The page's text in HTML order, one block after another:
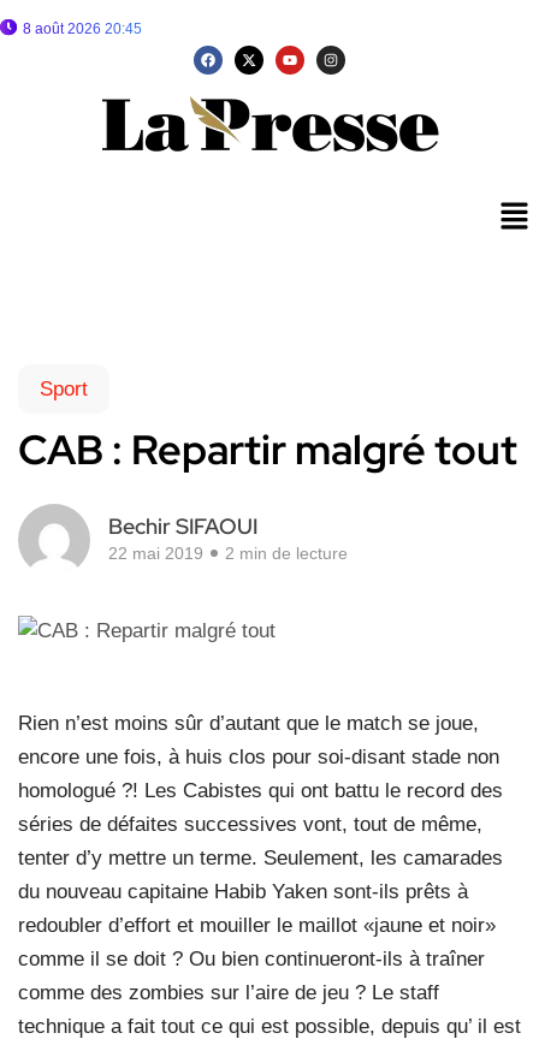
8 août 2026 20:45
Sport
CAB : Repartir malgré tout
Bechir SIFAOUI
22 mai 2019 2 min de lecture
Rien n’est moins sûr d’autant que le match se joue,
encore une fois, à huis clos pour soi-disant stade non
homologué ?! Les Cabistes qui ont battu le record des
séries de défaites successives vont, tout de même,
tenter d’y mettre un terme. Seulement, les camarades
du nouveau capitaine Habib Yaken sont-ils prêts à
redoubler d’effort et mouiller le maillot «jaune et noir»
comme il se doit ? Ou bien continueront-ils à traîner
comme des zombies sur l’aire de jeu ? Le staff
technique a fait tout ce qui est possible, depuis qu’ il est